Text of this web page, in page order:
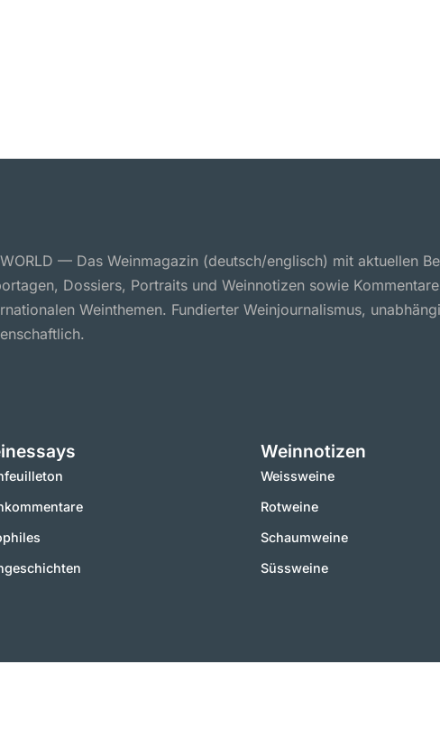
— Das Weinmagazin (deutsch/englisch) mit aktuellen
Dossiers, Portraits und Weinnotizen sowie
Weinthemen. Fundierter Weinjournalismus,
Weinnotizen
Weissweine
Rotweine
Schaumweine
Süssweine